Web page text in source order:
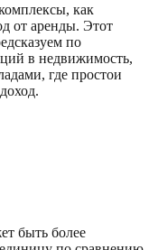
как
от аренды. Этот
по
в недвижимость,
где простои
быть более